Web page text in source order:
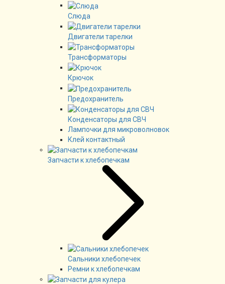
Слюда
Двигатели тарелки
Трансформаторы
Крючок
Предохранитель
Конденсаторы для СВЧ
Лампочки для микроволновок
Клей контактный
Запчасти к хлебопечкам
Сальники хлебопечек
Ремни к хлебопечкам